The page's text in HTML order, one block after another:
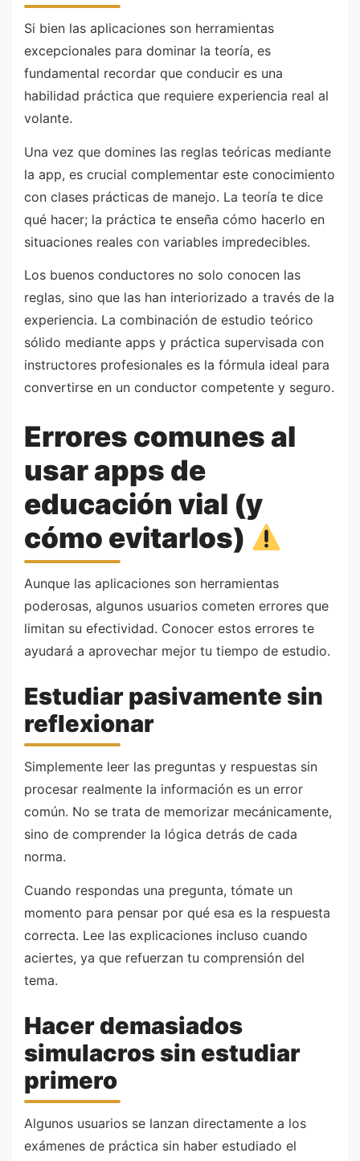
Si bien las aplicaciones son herramientas
excepcionales para dominar la teoría, es
fundamental recordar que conducir es una
habilidad práctica que requiere experiencia real al
volante.
Una vez que domines las reglas teóricas mediante
la app, es crucial complementar este conocimiento
con clases prácticas de manejo. La teoría te dice
qué hacer; la práctica te enseña cómo hacerlo en
situaciones reales con variables impredecibles.
Los buenos conductores no solo conocen las
reglas, sino que las han interiorizado a través de la
experiencia. La combinación de estudio teórico
sólido mediante apps y práctica supervisada con
instructores profesionales es la fórmula ideal para
convertirse en un conductor competente y seguro.
Errores comunes al
usar apps de
educación vial (y
cómo evitarlos)
Aunque las aplicaciones son herramientas
poderosas, algunos usuarios cometen errores que
limitan su efectividad. Conocer estos errores te
ayudará a aprovechar mejor tu tiempo de estudio.
Estudiar pasivamente sin
reflexionar
Simplemente leer las preguntas y respuestas sin
procesar realmente la información es un error
común. No se trata de memorizar mecánicamente,
sino de comprender la lógica detrás de cada
norma.
Cuando respondas una pregunta, tómate un
momento para pensar por qué esa es la respuesta
correcta. Lee las explicaciones incluso cuando
aciertes, ya que refuerzan tu comprensión del
tema.
Hacer demasiados
simulacros sin estudiar
primero
Algunos usuarios se lanzan directamente a los
exámenes de práctica sin haber estudiado el